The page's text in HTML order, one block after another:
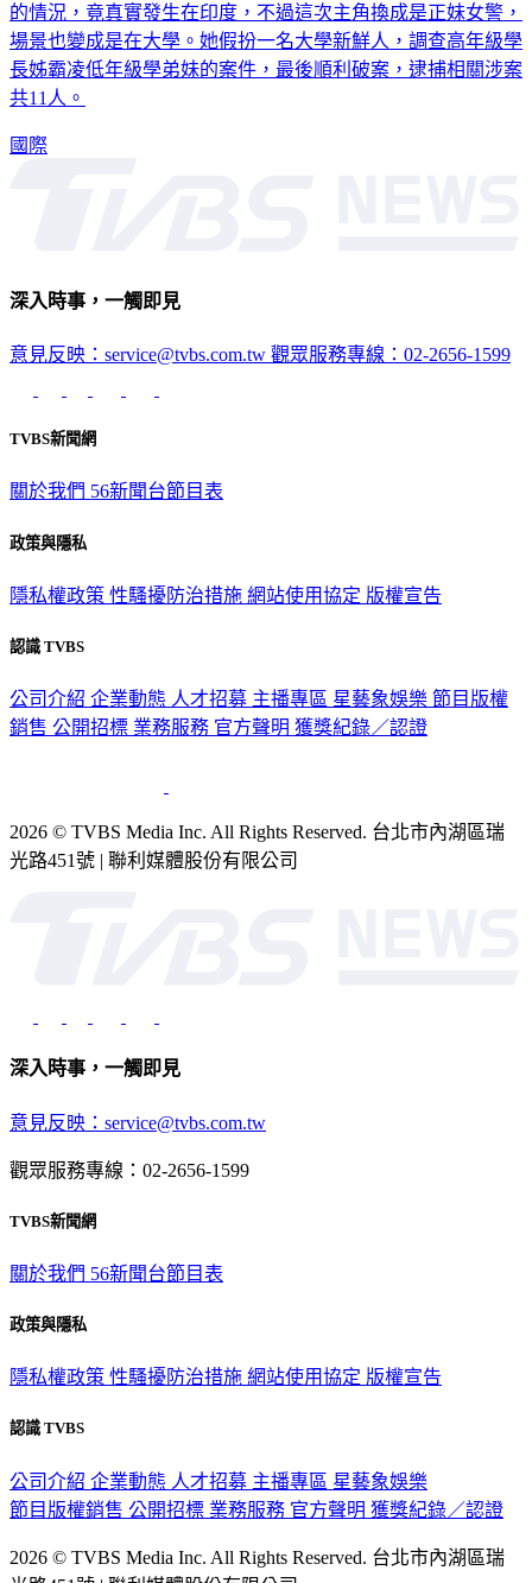
的情況，竟真實發生在印度，不過這次主角換成是正妹女警，
場景也變成是在大學。她假扮一名大學新鮮人，調查高年級學
長姊霸凌低年級學弟妹的案件，最後順利破案，逮捕相關涉案
共11人。
國際
深入時事，一觸即見
意見反映：service@tvbs.com.tw 觀眾服務專線：02-2656-1599
TVBS新聞網
關於我們 56新聞台節目表
政策與隱私
隱私權政策 性騷擾防治措施 網站使用協定 版權宣告
認識 TVBS
公司介紹 企業動態 人才招募 主播專區 星藝象娛樂 節目版權
銷售 公開招標 業務服務 官方聲明 獲獎紀錄／認證
2026 © TVBS Media Inc. All Rights Reserved. 台北市內湖區瑞
光路451號 | 聯利媒體股份有限公司
深入時事，一觸即見
意見反映：service@tvbs.com.tw
觀眾服務專線：02-2656-1599
TVBS新聞網
關於我們 56新聞台節目表
政策與隱私
隱私權政策 性騷擾防治措施 網站使用協定 版權宣告
認識 TVBS
公司介紹 企業動態 人才招募 主播專區 星藝象娛樂
節目版權銷售 公開招標 業務服務 官方聲明 獲獎紀錄／認證
2026 © TVBS Media Inc. All Rights Reserved. 台北市內湖區瑞